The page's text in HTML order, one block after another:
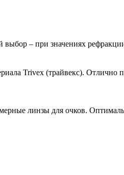
– при значениях
Trivex (трайвекс). Отлично
линзы для очков.